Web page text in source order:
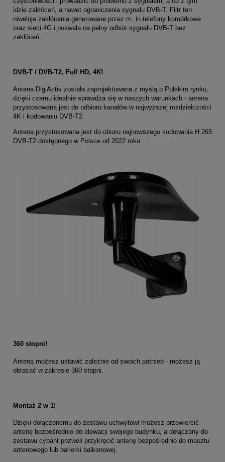
idzie zakłóceń, a nawet ograniczenia sygnału DVB-T. Filtr ten
niweluje zakłócenia generowane przez m. in telefony komórkowe
oraz sieci 4G i pozwala na pełny odbiór sygnału DVB-T bez
zakłóceń.
DVB-T / DVB-T2, Full HD, 4K!
Antena DigiActiv została zaprojektowana z myślą o Polskim rynku,
dzięki czemu idealnie sprawdza się w naszych warunkach - antena
przystosowana jest do odbioru kanałów w najwyższej rozdzielczości
4K i kodowaniu DVB-T2.
Antena przystosowana jest do obioru najnowszego kodowania H.265
DVB-T2 dostępnego w Polsce od 2022 roku.
360 stopni!
Anteną możesz ustawić zależnie od swoich potrzeb - możesz ją
obracać w zakresie 360 stopni.
Montaż 2 w 1!
Dzięki dołączonemu do zestawu uchwytowi możesz przewiercić
antenę bezpośrednio do elewacji swojego budynku, a dołączony do
zestawu cybant pozwoli przykręcić antenę bezpośrednio do masztu
antenowego lub barierki balkonowej.